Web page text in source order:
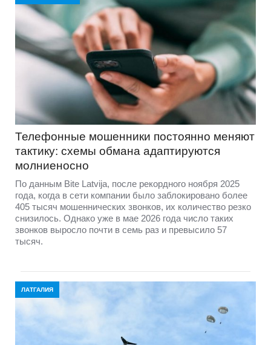
Телефонные мошенники постоянно меняют
тактику: схемы обмана адаптируются
молниеносно
По данным Bite Latvija, после рекордного ноября 2025
года, когда в сети компании было заблокировано более
405 тысяч мошеннических звонков, их количество резко
снизилось. Однако уже в мае 2026 года число таких
звонков выросло почти в семь раз и превысило 57
тысяч.
ЛАТГАЛИЯ